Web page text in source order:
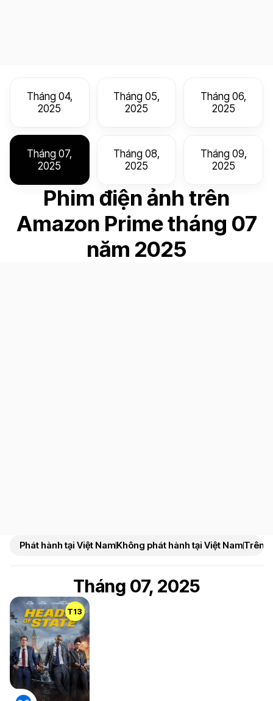
Tháng 04,
2025
Tháng 05,
2025
Tháng 06,
2025
Tháng 07,
2025
Tháng 08,
2025
Tháng 09,
2025
Phim điện ảnh trên
Amazon Prime tháng 07
năm 2025
Phát hành tại Việt NamKhông phát hành tại Việt NamTrên
Tháng 07, 2025
T13